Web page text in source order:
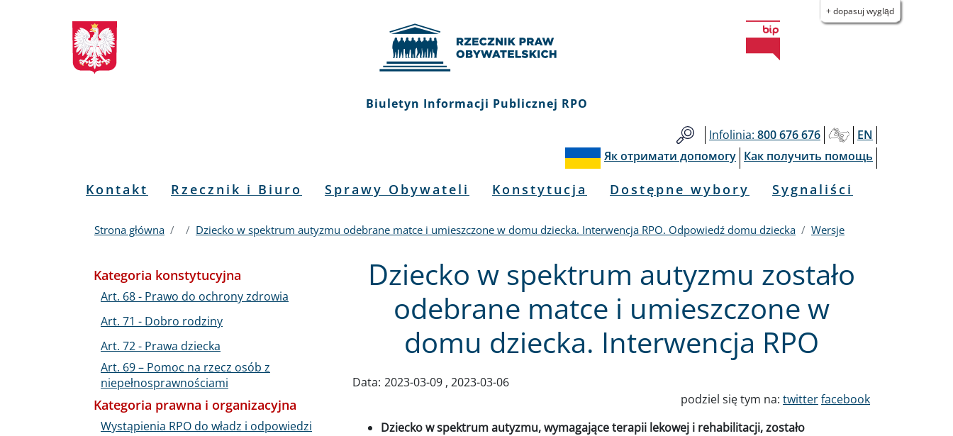
Biuletyn
Informacji
Publicznej
+ dopasuj wygląd
Biuletyn Informacji Publicznej RPO
Infolinia: 800 676 676
EN
Як отримати допомогу Как получить помощь
Menu
Kontakt Rzecznik i Biuro Sprawy Obywateli Konstytucja Dostępne wybory Sygnaliści
Strona główna Dziecko w spektrum autyzmu odebrane matce i umieszczone w domu dziecka. Interwencja RPO. Odpowiedź domu dziecka Wersje
Dziecko w spektrum autyzmu zostało
odebrane matce i umieszczone w
domu dziecka. Interwencja RPO
Data: 2023-03-09 2023-03-06
podziel się tym na: twitterfacebook
Dziecko w spektrum autyzmu, wymagające terapii lekowej i rehabilitacji, zostało
Kategoria konstytucyjna
Art. 68 - Prawo do ochrony zdrowia
Art. 71 - Dobro rodziny
Art. 72 - Prawa dziecka
Art. 69 – Pomoc na rzecz osób z
niepełnosprawnościami
Kategoria prawna i organizacyjna
Wystąpienia RPO do władz i odpowiedzi